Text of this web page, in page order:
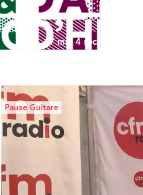
7 min 4 sec
Pause Guitare